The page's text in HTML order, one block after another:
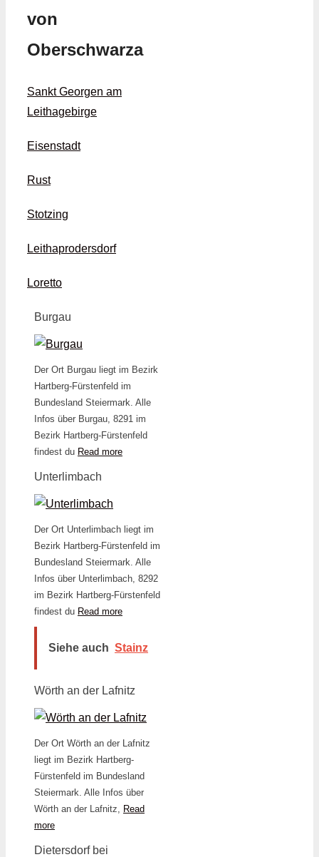
von
Oberschwarza
Sankt Georgen am
Leithagebirge
Eisenstadt
Rust
Stotzing
Leithaprodersdorf
Loretto
Burgau
Der Ort Burgau liegt im Bezirk
Hartberg-Fürstenfeld im
Bundesland Steiermark. Alle
Infos über Burgau, 8291 im
Bezirk Hartberg-Fürstenfeld
findest du Read more
Unterlimbach
Der Ort Unterlimbach liegt im
Bezirk Hartberg-Fürstenfeld im
Bundesland Steiermark. Alle
Infos über Unterlimbach, 8292
im Bezirk Hartberg-Fürstenfeld
findest du Read more
Siehe auch Stainz
Wörth an der Lafnitz
Der Ort Wörth an der Lafnitz
liegt im Bezirk Hartberg-
Fürstenfeld im Bundesland
Steiermark. Alle Infos über
Wörth an der Lafnitz, Read
more
Dietersdorf bei